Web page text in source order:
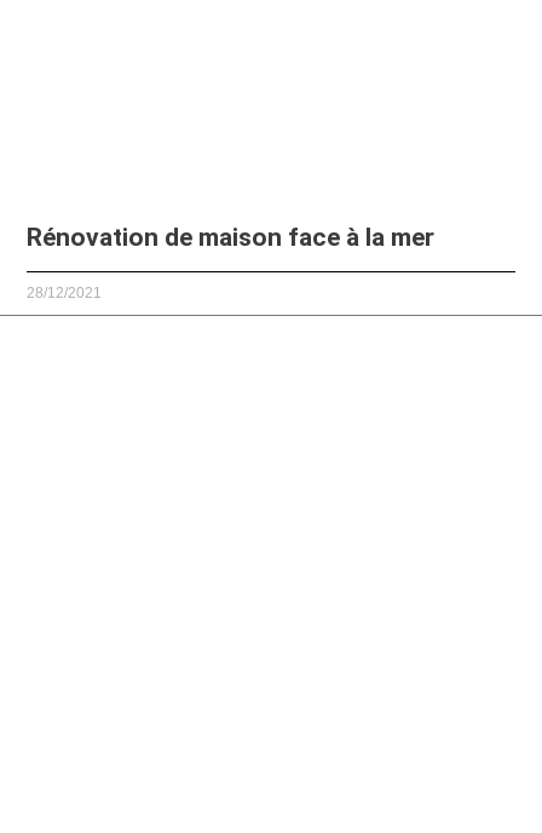
Rénovation de maison face à la mer
28/12/2021